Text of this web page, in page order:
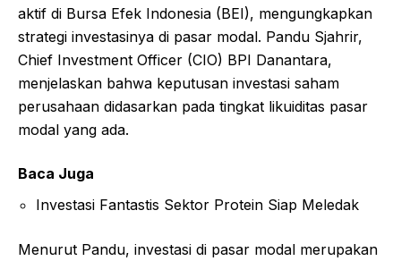
aktif di Bursa Efek Indonesia (BEI), mengungkapkan
strategi investasinya di pasar modal. Pandu Sjahrir,
Chief Investment Officer (CIO) BPI Danantara,
menjelaskan bahwa keputusan investasi saham
perusahaan didasarkan pada tingkat likuiditas pasar
modal yang ada.
Baca Juga
Investasi Fantastis Sektor Protein Siap Meledak
Menurut Pandu, investasi di pasar modal merupakan